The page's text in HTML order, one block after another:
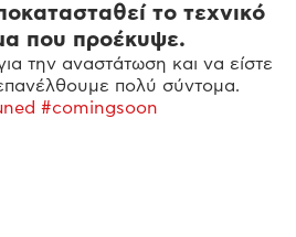
το τεχνικό
που προέκυψε.
την αναστάτωση και να είστε
πολύ σύντομα.
#comingsoon